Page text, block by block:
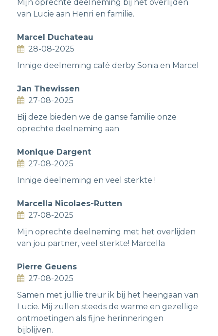
Mijn oprechte deelneming bij het overlijden
van Lucie aan Henri en familie.
Marcel Duchateau
28-08-2025
Innige deelneming café derby Sonia en Marcel
Jan Thewissen
27-08-2025
Bij deze bieden we de ganse familie onze
oprechte deelneming aan
Monique Dargent
27-08-2025
Innige deelneming en veel sterkte !
Marcella Nicolaes-Rutten
27-08-2025
Mijn oprechte deelneming met het overlijden
van jou partner, veel sterkte! Marcella
Pierre Geuens
27-08-2025
Samen met jullie treur ik bij het heengaan van
Lucie. Mij zullen steeds de warme en gezellige
ontmoetingen als fijne herinneringen
bijblijven.